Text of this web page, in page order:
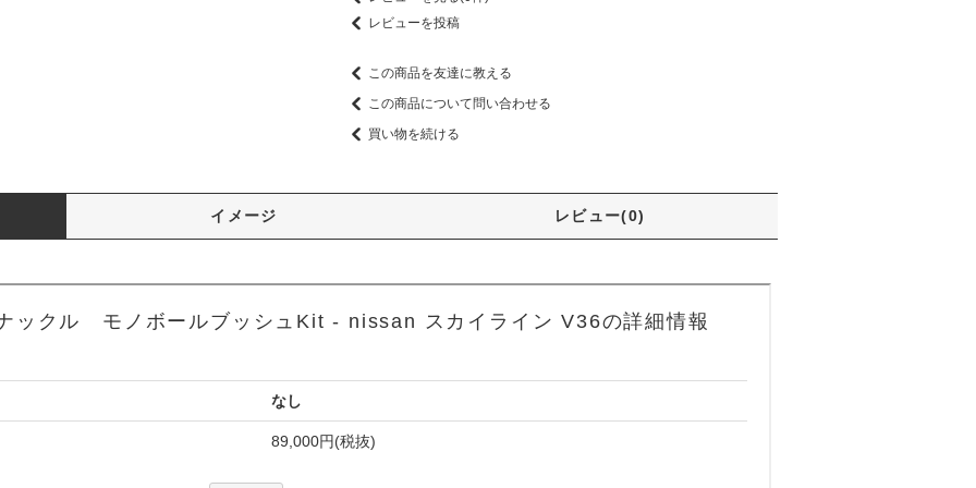
レビューを投稿
この商品を友達に教える
この商品について問い合わせる
買い物を続ける
イメージ レビュー(0)